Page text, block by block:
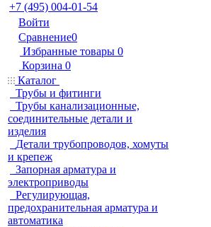
+7 (495) 004-01-54
Войти
Сравнение0
Избранные товары 0
Корзина 0
Каталог
Трубы и фитинги
Трубы канализационные,
соединительные детали и
изделия
Детали трубопроводов, хомуты
и крепеж
Запорная арматура и
электроприводы
Регулирующая,
предохранительная арматура и
автоматика